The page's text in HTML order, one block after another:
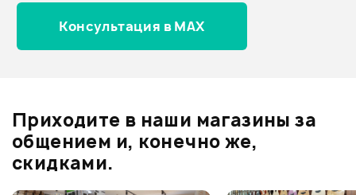
Оценка5
Оценка4
Оценка1
Консультация в MAX
Приходите в наши магазины за
общением и, конечно же,
скидками.